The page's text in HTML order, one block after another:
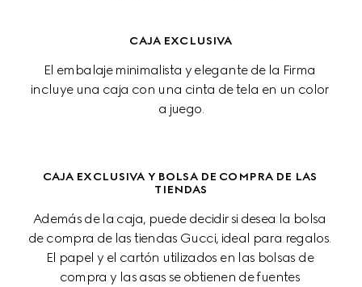
CAJA EXCLUSIVA
El embalaje minimalista y elegante de la Firma
incluye una caja con una cinta de tela en un color
a juego.
CAJA EXCLUSIVA Y BOLSA DE COMPRA DE LAS
TIENDAS
Además de la caja, puede decidir si desea la bolsa
de compra de las tiendas Gucci, ideal para regalos.
El papel y el cartón utilizados en las bolsas de
compra y las asas se obtienen de fuentes